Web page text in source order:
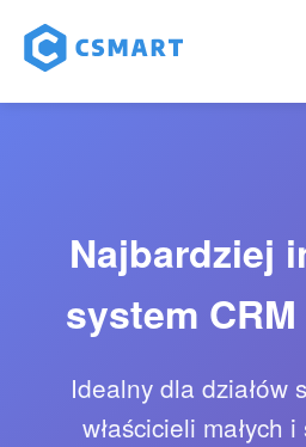
Najbardziej
system
Idealny dla działów
właścicieli małych